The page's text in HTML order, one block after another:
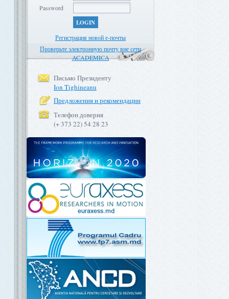
Password
LOGIN
Регистрация новой е-почты
Проверьте электронную почту вне сети
ACADEMICA
Письмо Президенту
Ion Tighineanu
Предложения и рекомендации
Телефон доверия
(+ 373 22) 54 28 23